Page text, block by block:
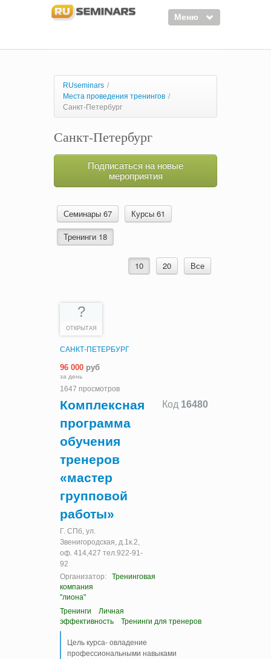
Меню
Курсы
Тренинги
RUseminars /
Места проведения тренингов /
Санкт-Петербург
Санкт-Петербург
Подписаться на новые
мероприятия
Семинары 67
Курсы 61
Тренинги 18
10 20 Все
?
ОТКРЫТАЯ
САНКТ-ПЕТЕРБУРГ
96 000 руб
за день
1647 просмотров
Код 16480
Комплексная
программа
обучения
тренеров
«мастер
групповой
работы»
Г. СПб, ул.
Звенигородская, д.1к.2,
оф. 414,427 тел.922-91-
92
Организатор:
Тренинговая
компания
"лиона"
Тренинги
Личная
эффективность
Тренинги для тренеров
Цель курса- овладение
профессиональными навыками